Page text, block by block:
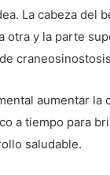
La cabeza del
otra y la parte
aumentar
a tiempo para
saludable.